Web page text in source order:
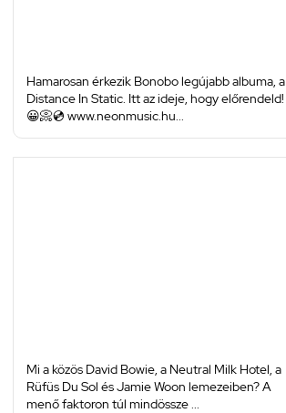
Hamarosan érkezik Bonobo legújabb albuma, a
Distance In Static. Itt az ideje, hogy előrendeld!
😀📀💿 www.neonmusic.hu...
Mi a közös David Bowie, a Neutral Milk Hotel, a
Rüfüs Du Sol és Jamie Woon lemezeiben? A
menő faktoron túl mindössze ...